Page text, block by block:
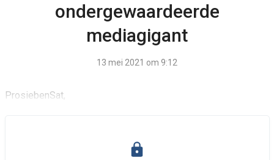
ondergewaardeerde
mediagigant
13 mei 2021 om 9:12
ProsiebenSat,